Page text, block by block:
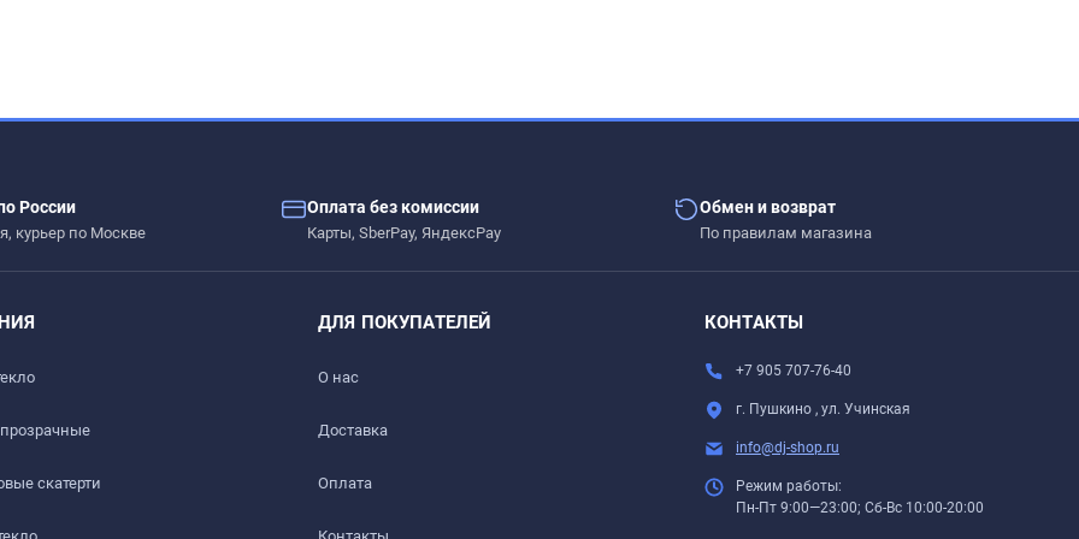
жидкостей.
стола, кухонной столешницы или деревянных столов.
России
курьер по Москве
Оплата без комиссии
Карты, SberPay, ЯндексPay
Обмен и возврат
По правилам магазина
прозрачные
скатерти
ДЛЯ ПОКУПАТЕЛЕЙ
О нас
Доставка​
Оплата
КОНТАКТЫ
+7 905 707-76-40
г. Пушкино , ул. Учинская
info@dj-shop.ru
Режим работы:
Пн-Пт 9:00—23:00; Сб-Вс 10:00-20:00